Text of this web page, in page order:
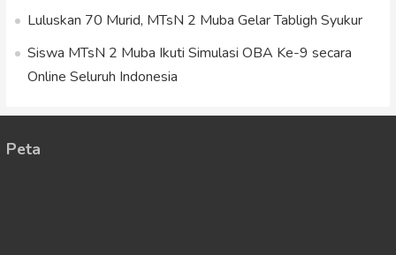
Luluskan 70 Murid, MTsN 2 Muba Gelar Tabligh Syukur
Siswa MTsN 2 Muba Ikuti Simulasi OBA Ke-9 secara
Online Seluruh Indonesia
Peta